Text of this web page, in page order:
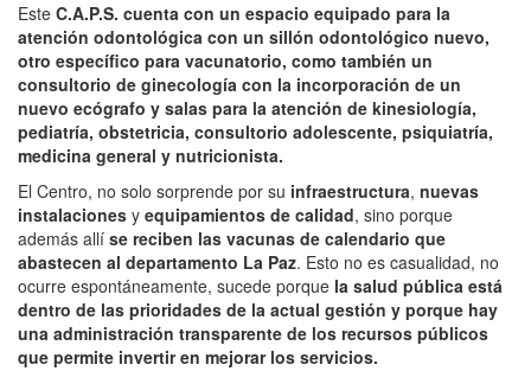
Este C.A.P.S. cuenta con un espacio equipado para la
atención odontológica con un sillón odontológico nuevo,
otro específico para vacunatorio, como también un
consultorio de ginecología con la incorporación de un
nuevo ecógrafo y salas para la atención de kinesiología,
pediatría, obstetricia, consultorio adolescente, psiquiatría,
medicina general y nutricionista.
El Centro, no solo sorprende por su infraestructura, nuevas
instalaciones y equipamientos de calidad, sino porque
además allí se reciben las vacunas de calendario que
abastecen al departamento La Paz. Esto no es casualidad, no
ocurre espontáneamente, sucede porque la salud pública está
dentro de las prioridades de la actual gestión y porque hay
una administración transparente de los recursos públicos
que permite invertir en mejorar los servicios.